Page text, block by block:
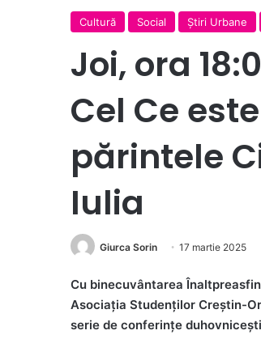
Cultură Social Ştiri Urbane
Joi, ora
Cel Ce
părintele
Iulia
Giurca Sorin 17 martie 2025
Cu binecuvântarea
Asociația Studenților Creștin-
serie de conferințe